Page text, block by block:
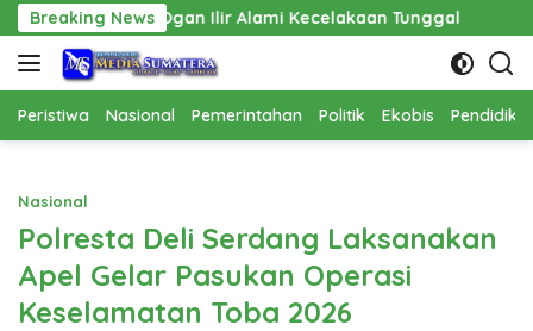
Langsung
ke
konten
Breaking News
Ilir Alami Kecelakaan Tunggal Pembangunan
Peristiwa Nasional Pemerintahan Politik Ekobis
Nasional
Polresta Deli Serdang Laksanakan
Apel Gelar Pasukan Operasi
Keselamatan Toba 2026